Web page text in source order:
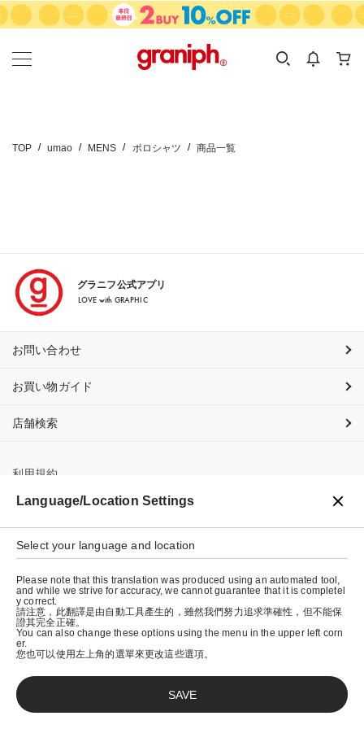
カテゴリーから探す
KIDS
カテゴリ
サイズ
TOP umao MENS ポロシャツ 商品一覧
グラニフ公式アプリ
LOVE with GRAPHIC
お問い合わせ
お買い物ガイド
店舗検索
利用規約
プライバシーポリシー
特定商取引法に基づく表示
会社概要
© graniph inc.
Language/Location Settings
Select your language and location
Please note that this translation was produced using an automated tool,
and while we strive for accuracy, we cannot guarantee that it is completel
y correct.
請注意，此翻譯是由自動工具產生的，雖然我們努力追求準確性，但不能保
證其完全正確。
You can also change these options using the menu in the upper left corn
er.
您也可以使用左上角的選單來更改這些選項。
SAVE